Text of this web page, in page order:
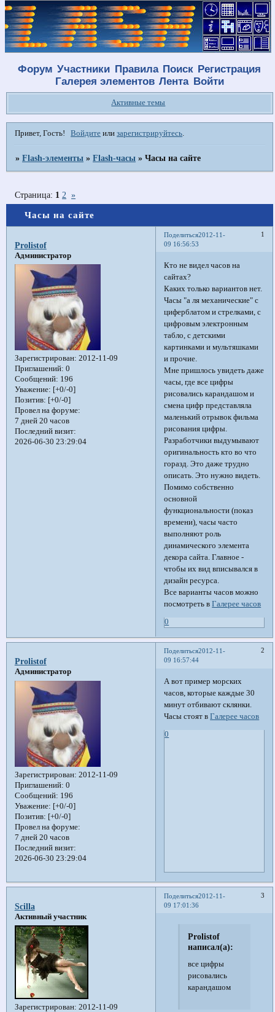
Форум Участники Правила Поиск Регистрация
Галерея элементов Лента Войти
Активные темы
Привет, Гость! Войдите илизарегистрируйтесь
»Flash-элементы »Flash-часы »Часы на сайте
Часы на сайте
Страница: 1 2 »
Поделиться 1
2012-11-
09 16:56:53
Prolistof
Администратор
Зарегистрирован: 2012-11-09
Приглашений: 0
Сообщений: 196
Уважение: [+0/-0]
Позитив: [+0/-0]
Провел на форуме:
7 дней 20 часов
Последний визит:
2026-06-30 23:29:04
Кто не видел часов на
сайтах?
Каких только вариантов нет.
Часы "а ля механические" с
циферблатом и стрелками, с
цифровым электронным
табло, с детскими
картинками и мультяшками
и прочие.
Мне пришлось увидеть даже
часы, где все цифры
рисовались карандашом и
смена цифр представляла
маленький отрывок фильма
рисования цифры.
Разработчики выдумывают
оригинальность кто во что
горазд. Это даже трудно
описать. Это нужно видеть.
Помимо собственно
основной
функциональности (показ
времени), часы часто
выполняют роль
динамического элемента
декора сайта. Главное -
чтобы их вид вписывался в
дизайн ресурса.
Все варианты часов можно
посмотреть вГалерее часов
0
Поделиться 2
2012-11-
09 16:57:44
Prolistof
Администратор
Зарегистрирован: 2012-11-09
Приглашений: 0
Сообщений: 196
Уважение: [+0/-0]
Позитив: [+0/-0]
Провел на форуме:
7 дней 20 часов
Последний визит:
2026-06-30 23:29:04
А вот пример морских
часов, которые каждые 30
минут отбивают склянки.
Часы стоят вГалерее часов
0
Поделиться 3
2012-11-
09 17:01:36
Scilla
Активный участник
Зарегистрирован: 2012-11-09
Prolistof
написал(а):
все цифры
рисовались
карандашом